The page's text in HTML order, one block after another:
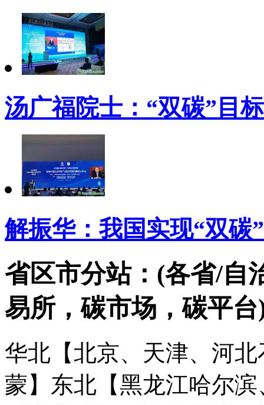
汤广福院士：“双碳”目
解振华：我国实现“双碳
省区市分站：(各省/自
易所，碳市场，碳平台
华北【北京、天津、河
蒙】 东北【黑龙江哈尔